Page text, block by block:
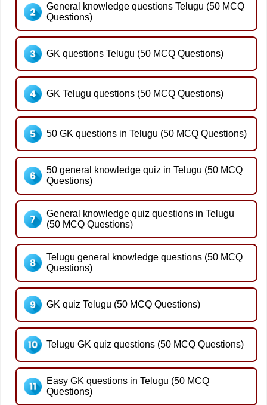
General knowledge questions Telugu (50 MCQ
Questions)
GK questions Telugu (50 MCQ Questions)
GK Telugu questions (50 MCQ Questions)
50 GK questions in Telugu (50 MCQ Questions)
50 general knowledge quiz in Telugu (50 MCQ
Questions)
General knowledge quiz questions in Telugu
(50 MCQ Questions)
Telugu general knowledge questions (50 MCQ
Questions)
GK quiz Telugu (50 MCQ Questions)
Telugu GK quiz questions (50 MCQ Questions)
Easy GK questions in Telugu (50 MCQ
Questions)